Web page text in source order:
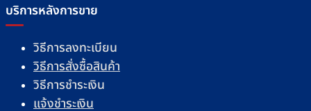
บริการหลังการขาย
วิธีการลงทะเบียน
วิธีการสั่งซื้อสินค้า
วิธีการชำระเงิน
แจ้งชำระเงิน